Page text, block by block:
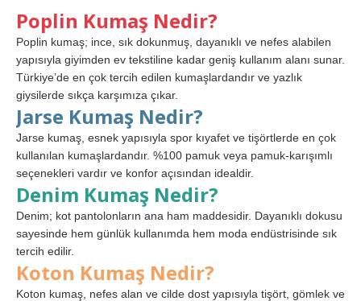
Poplin Kumaş Nedir?
Poplin kumaş; ince, sık dokunmuş, dayanıklı ve nefes alabilen
yapısıyla giyimden ev tekstiline kadar geniş kullanım alanı sunar.
Türkiye’de en çok tercih edilen kumaşlardandır ve yazlık
giysilerde sıkça karşımıza çıkar.
Jarse Kumaş Nedir?
Jarse kumaş, esnek yapısıyla spor kıyafet ve tişörtlerde en çok
kullanılan kumaşlardandır. %100 pamuk veya pamuk-karışımlı
seçenekleri vardır ve konfor açısından idealdir.
Denim Kumaş Nedir?
Denim; kot pantolonların ana ham maddesidir. Dayanıklı dokusu
sayesinde hem günlük kullanımda hem moda endüstrisinde sık
tercih edilir.
Koton Kumaş Nedir?
Koton kumaş, nefes alan ve cilde dost yapısıyla tişört, gömlek ve